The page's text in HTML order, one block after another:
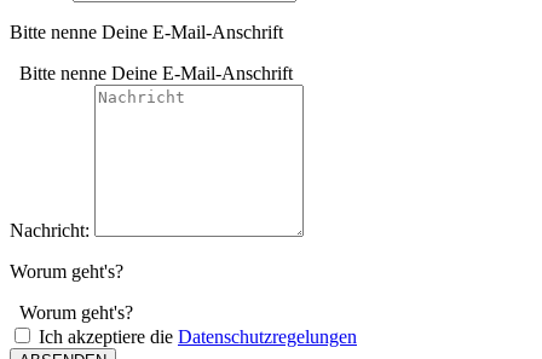
Bitte nenne Deine E-Mail-Anschrift
Bitte nenne Deine E-Mail-Anschrift
Nachricht:
Worum geht's?
Worum geht's?
Ich akzeptiere die Datenschutzregelungen